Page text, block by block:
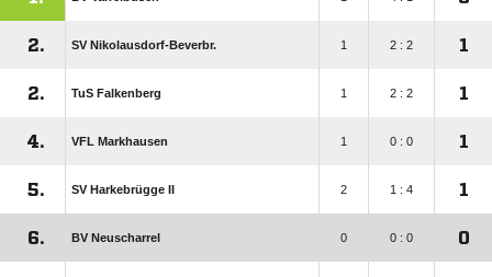
2. SV Nikolausdorf-Beverbr. 1 2 : 2 1
2. TuS Falkenberg 1 2 : 2 1
4. VFL Markhausen 1 0 : 0 1
5. SV Harkebrügge II 2 1 : 4 1
6. BV Neuscharrel 0 0 : 0 0